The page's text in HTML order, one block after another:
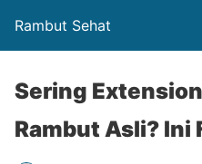
Rambut Sehat
Sering
Rambut Asli? Ini